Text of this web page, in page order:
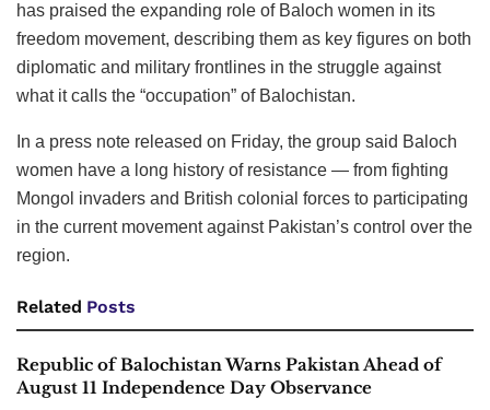
has praised the expanding role of Baloch women in its
freedom movement, describing them as key figures on both
diplomatic and military frontlines in the struggle against
what it calls the “occupation” of Balochistan.
In a press note released on Friday, the group said Baloch
women have a long history of resistance — from fighting
Mongol invaders and British colonial forces to participating
in the current movement against Pakistan’s control over the
region.
Related Posts
Republic of Balochistan Warns Pakistan Ahead of
August 11 Independence Day Observance